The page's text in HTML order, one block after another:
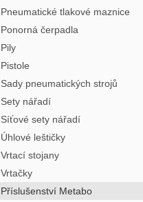
Pneumatické tlakové maznice
Ponorná čerpadla
Pily
Pistole
Sady pneumatických strojů
Sety nářadí
Síťové sety nářadí
Úhlové leštičky
Vrtací stojany
Vrtačky
Příslušenství Metabo